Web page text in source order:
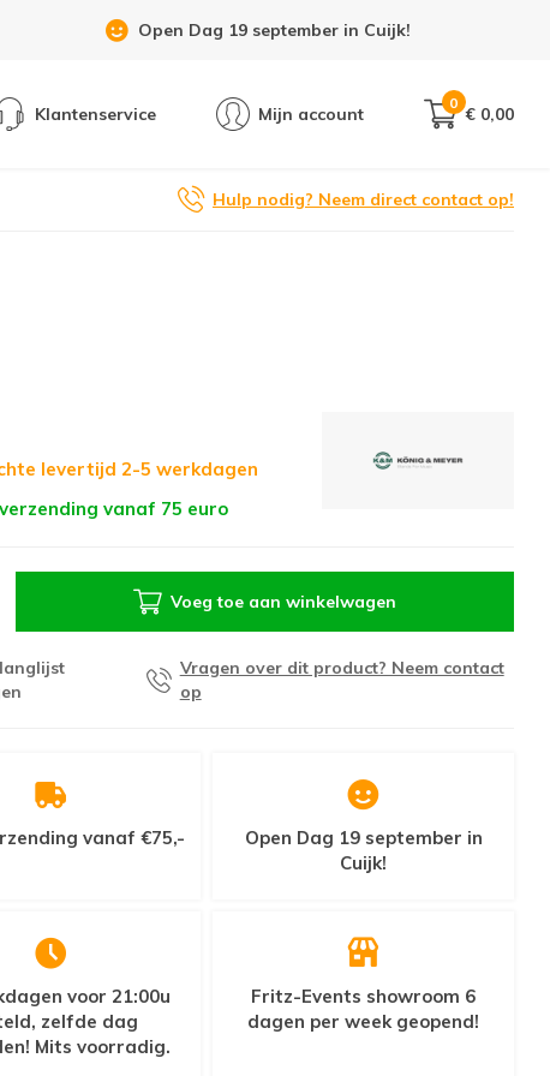
Open Dag 19 september in Cuijk!
Klantenservice Mijn account
0
€ 0,00
Hulp nodig? Neem direct contact op!
levertijd 2-5 werkdagen
vanaf 75 euro
Voeg toe aan winkelwagen
Vragen over dit product? Neem contact
op
vanaf €75,-
Open Dag 19 september in
Cuijk!
voor 21:00u
zelfde dag
Mits voorradig.
Fritz-Events showroom 6
dagen per week geopend!